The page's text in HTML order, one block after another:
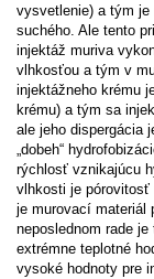
vysvetlenie) a tým
suchého. Ale tento
injektáž muriva
vlhkosťou a tým v
injektážneho krému
krému) a tým sa
ale jeho dispergácia
„dobeh“
rýchlosť vznikajúcu
vlhkosti je pórovitosť
je murovací materiál
neposlednom rade
extrémne teplotné
vysoké hodnoty pre